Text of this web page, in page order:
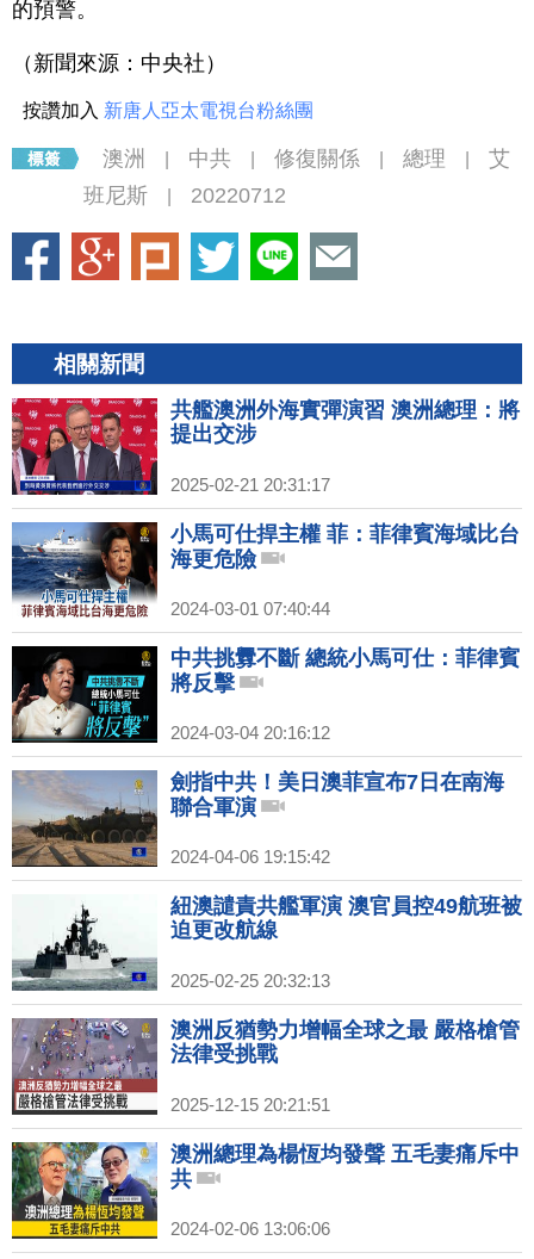
的預警。
（新聞來源：中央社）
按讚加入 新唐人亞太電視台粉絲團
澳洲 中共 修復關係 總理
艾
班尼斯
20220712
相關新聞
共艦澳洲外海實彈演習 澳洲總理：將
提出交涉
2025-02-21 20:31:17
小馬可仕捍主權 菲：菲律賓海域比台
海更危險
2024-03-01 07:40:44
中共挑釁不斷 總統小馬可仕：菲律賓
將反擊
2024-03-04 20:16:12
劍指中共！美日澳菲宣布7日在南海
聯合軍演
2024-04-06 19:15:42
紐澳譴責共艦軍演 澳官員控49航班被
迫更改航線
2025-02-25 20:32:13
澳洲反猶勢力增幅全球之最 嚴格槍管
法律受挑戰
2025-12-15 20:21:51
澳洲總理為楊恆均發聲 五毛妻痛斥中
共
2024-02-06 13:06:06